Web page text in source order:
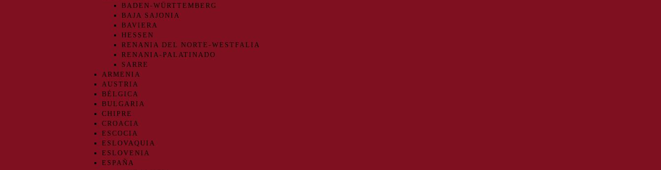
BADEN-WÜRTTEMBERG
BAJA SAJONIA
BAVIERA
HESSEN
RENANIA DEL NORTE-WESTFALIA
RENANIA-PALATINADO
SARRE
ARMENIA
AUSTRIA
BÉLGICA
BULGARIA
CHIPRE
CROACIA
ESCOCIA
ESLOVAQUIA
ESLOVENIA
ESPAÑA